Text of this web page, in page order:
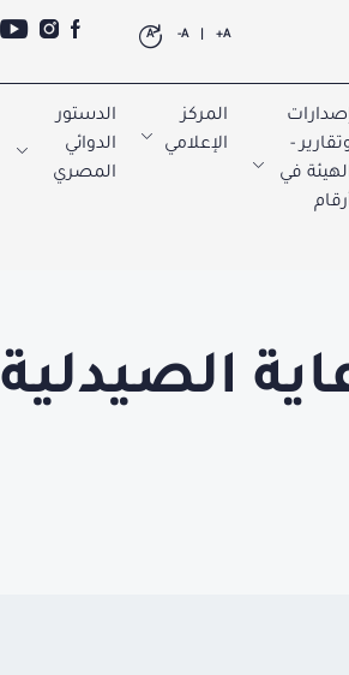
A+
A-
A
-
في
المركز
الإعلامي
الدستور
الدوائي
المصري
الصيدلية